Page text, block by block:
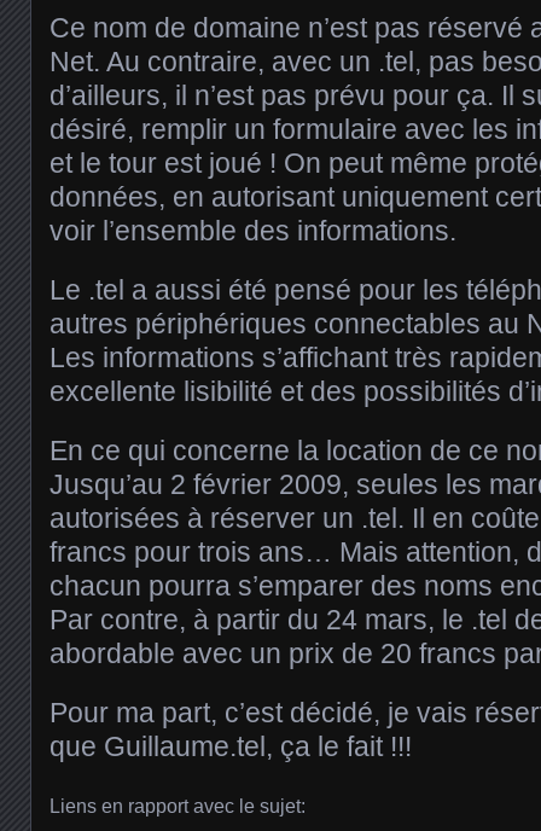
Ce nom de domaine n’est pas réservé
Net. Au contraire, avec un .tel, pas
d’ailleurs, il n’est pas prévu pour ça. Il
désiré, remplir un formulaire avec les
et le tour est joué ! On peut même
données, en autorisant uniquement
voir l’ensemble des informations.
Le .tel a aussi été pensé pour les
autres périphériques connectables au
Les informations s’affichant très
excellente lisibilité et des possibilités
En ce qui concerne la location de ce
Jusqu’au 2 février 2009, seules les
autorisées à réserver un .tel. Il en
francs pour trois ans… Mais attention,
chacun pourra s’emparer des noms
Par contre, à partir du 24 mars, le .tel
abordable avec un prix de 20 francs
Pour ma part, c’est décidé, je vais
que Guillaume.tel, ça le fait !!!
Liens en rapport avec le sujet: